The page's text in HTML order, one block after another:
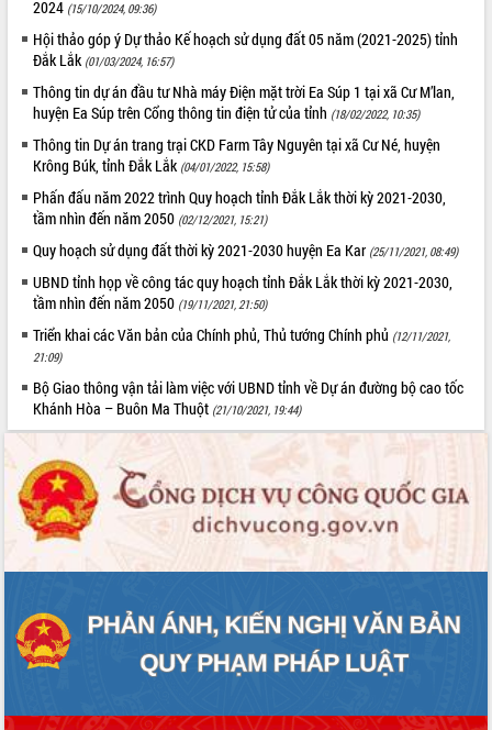
Lao động
UBND tỉnh Đắk Lắk triển khai nhiệm
vụ 6 tháng cuối năm 2026
Kỳ họp thứ Hai, Hội đồng nhân dân
tỉnh khóa XI quyết nghị nhiều nội dung
quan trọng
Bí thư Tỉnh ủy Lương Nguyễn Minh
Triết thăm, tặng quà người có công với
cách mạng
Rà soát, hoàn thiện hệ thống thiết chế
văn hóa, thể thao đáp ứng yêu cầu
phát triển mới
Thường trực HĐND tỉnh Đắk Lắk gặp
mặt Đoàn chuyên gia y tế TP. Hồ Chí
Minh
Lễ truy điệu và an táng hài cốt liệt sĩ
tại Nghĩa trang Liệt sĩ xã Sơn Hòa
Bàn giải pháp tháo gỡ khó khăn trong
xuất khẩu sầu riêng và triển khai quy
định EUDR
Thứ trưởng Bộ Nông nghiệp và Môi
trường Nguyễn Hoàng Hiệp khảo sát
vùng trồng và doanh nghiệp đóng gói
sầu riêng tại Đắk Lắk
món ăn từ sầu riêng
Đắk Lắk công bố Quy hoạch và xúc
tiến đầu tư tỉnh
ứng để giữ vững thị trường xuất khẩu
ALBUM ẢNH
LIÊN KẾT WEB
THỐNG KÊ TRUY CẬP
Hôm nay:
Tất cả: 66026918
2024 (15/10/2024, 09:36)
Hội thảo góp ý Dự thảo Kế hoạch sử dụng đất 05 năm (2021-2025) tỉnh
Đắk Lắk (01/03/2024, 16:57)
Thông tin dự án đầu tư Nhà máy Điện mặt trời Ea Súp 1 tại xã Cư M’lan,
huyện Ea Súp trên Cổng thông tin điện tử của tỉnh (18/02/2022, 10:35)
Thông tin Dự án trang trại CKD Farm Tây Nguyên tại xã Cư Né, huyện
Krông Búk, tỉnh Đắk Lắk (04/01/2022, 15:58)
Phấn đấu năm 2022 trình Quy hoạch tỉnh Đắk Lắk thời kỳ 2021-2030,
tầm nhìn đến năm 2050 (02/12/2021, 15:21)
Quy hoạch sử dụng đất thời kỳ 2021-2030 huyện Ea Kar (25/11/2021, 08:49)
UBND tỉnh họp về công tác quy hoạch tỉnh Đắk Lắk thời kỳ 2021-2030,
tầm nhìn đến năm 2050 (19/11/2021, 21:50)
Triển khai các Văn bản của Chính phủ, Thủ tướng Chính phủ (12/11/2021,
21:09)
Bộ Giao thông vận tải làm việc với UBND tỉnh về Dự án đường bộ cao tốc
Khánh Hòa – Buôn Ma Thuột (21/10/2021, 19:44)